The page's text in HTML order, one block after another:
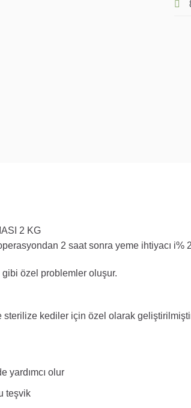
2 KG
2 saat sonra yeme ihtiyacı i%
gibi özel problemler oluşur.
sterilize kediler için özel olarak
yardımcı olur
teşvik